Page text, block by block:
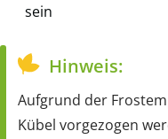
sein
Hinweis:
Aufgrund der
Kübel vorgezogen